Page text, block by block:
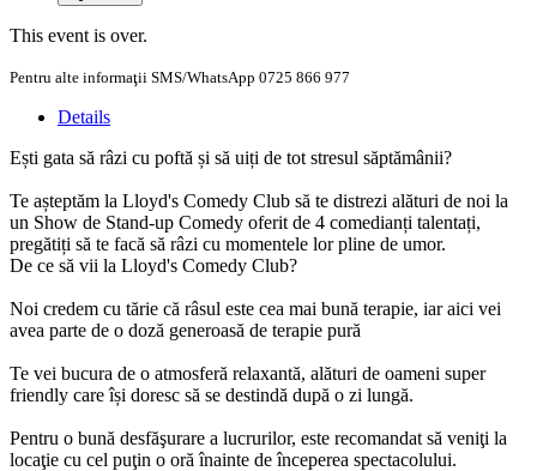
This event is over.
Pentru alte informaţii SMS/WhatsApp 0725 866 977
Details
Ești gata să râzi cu poftă și să uiți de tot stresul săptămânii?
Te așteptăm la Lloyd's Comedy Club să te distrezi alături de noi la
un Show de Stand-up Comedy oferit de 4 comedianți talentați,
pregătiți să te facă să râzi cu momentele lor pline de umor.
De ce să vii la Lloyd's Comedy Club?
Noi credem cu tărie că râsul este cea mai bună terapie, iar aici vei
avea parte de o doză generoasă de terapie pură
Te vei bucura de o atmosferă relaxantă, alături de oameni super
friendly care își doresc să se destindă după o zi lungă.
Pentru o bună desfăşurare a lucrurilor, este recomandat să veniţi la
locaţie cu cel puţin o oră înainte de începerea spectacolului.